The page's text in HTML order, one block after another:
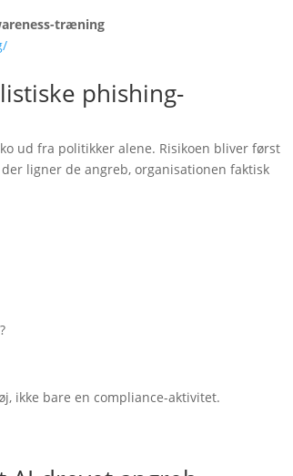
træning
phishing-
ud fra politikker alene. Risikoen bliver først
ligner de angreb, organisationen faktisk
ikke bare en compliance-aktivitet.